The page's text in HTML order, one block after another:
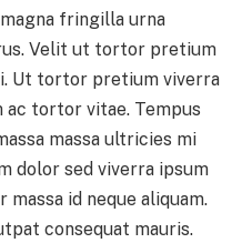
fringilla urna
Velit ut tortor pretium
Ut tortor pretium viverra
ac tortor vitae. Tempus
massa ultricies mi
dolor sed viverra ipsum
id neque aliquam.
consequat mauris.